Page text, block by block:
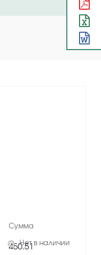
Сумма
450.51Нет в наличии